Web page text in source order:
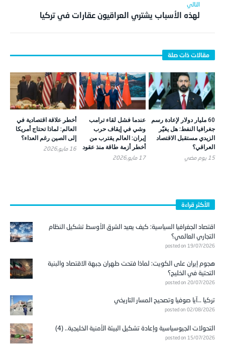
لهذه الأسباب يشتري العراقيون عقارات في تركيا
60 مليار دولار لإعادة رسم
جغرافيا النفط: هل يغيّر
الزيدي مستقبل الاقتصاد
العراقي؟
15 يوم ‎مضي
عندما فشل لقاء ترامب
وشي في إيقاف حرب
إيران: العالم يقترب من
أخطر أزمة طاقة منذ عقود
17 مايو,2026
أخطر علاقة اقتصادية في
العالم: لماذا تحتاج أمريكا
إلى الصين رغم العداء؟
16 مايو,2026
الأكثر قراءة
اقتصاد الجغرافيا السياسية: كيف يعيد الشرق الأوسط تشكيل النظام
التجاري العالمي؟
posted on 19/07/2026
هجوم إيران على الكويت: لماذا فتحت طهران جبهة الاقتصاد والبنية
التحتية في الخليج؟
posted on 20/07/2026
تركيا …آيا صوفيا وتصحيح المسار التاريخي
posted on 02/08/2026
التحولات الجيوسياسية وإعادة تشكيل البيئة الأمنية الخليجية.. (4)
posted on 15/07/2026